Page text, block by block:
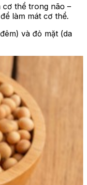
cơ thể trong não –
làm mát cơ thể.
và đỏ mặt (da